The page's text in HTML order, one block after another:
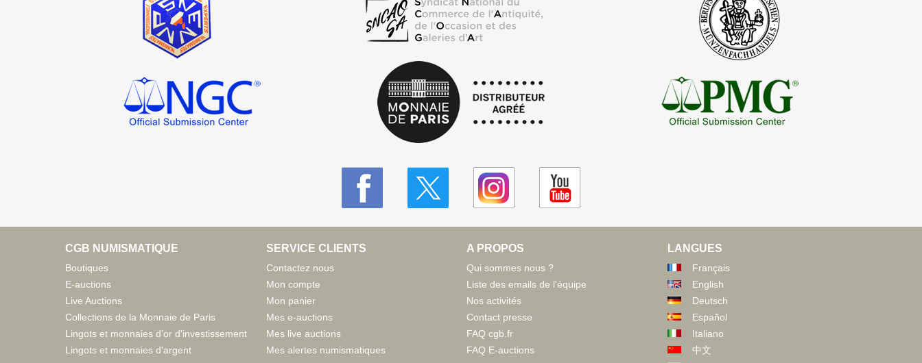
CGB NUMISMATIQUE
Boutiques
E-auctions
Live Auctions
Collections de la Monnaie de Paris
Lingots et monnaies d'or d'investissement
Lingots et monnaies d'argent
SERVICE CLIENTS
Contactez nous
Mon compte
Mon panier
Mes e-auctions
Mes live auctions
Mes alertes numismatiques
A PROPOS
Qui sommes nous ?
Liste des emails de l'équipe
Nos activités
Contact presse
FAQ cgb.fr
FAQ E-auctions
LANGUES
Français
English
Deutsch
Español
Italiano
中文